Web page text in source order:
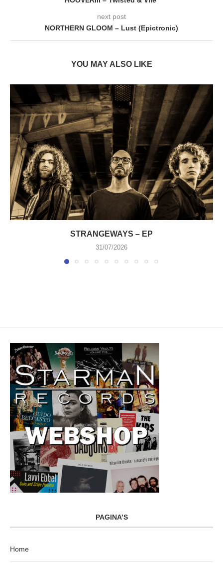
next post
NORTHERN GLOOM – Lust (Epictronic)
YOU MAY ALSO LIKE
STRANGEWAYS – EP
31/07/2026
PAGINA’S
Home